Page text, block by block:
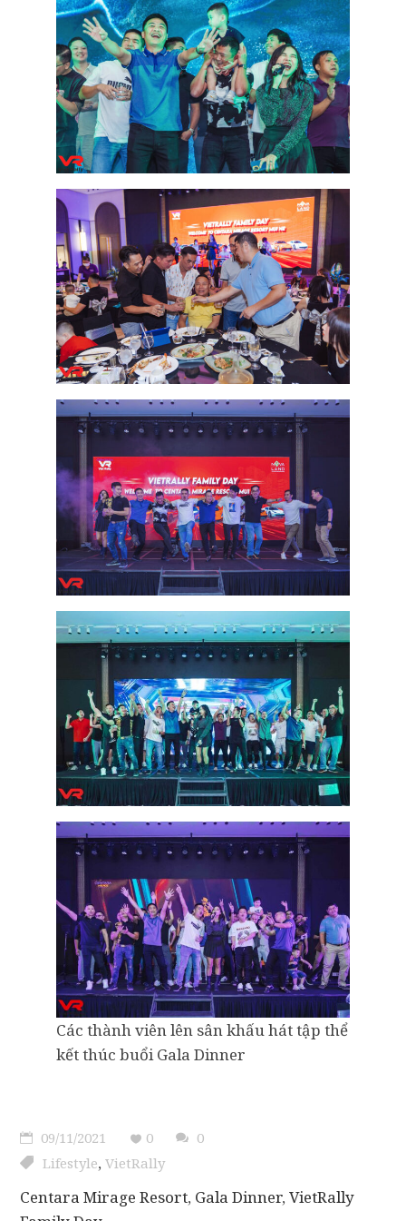
Các thành viên lên sân khấu hát tập thể
kết thúc buổi Gala Dinner
09/11/2021 0
0
Lifestyle,VietRally
Centara Mirage Resort, Gala Dinner,VietRally